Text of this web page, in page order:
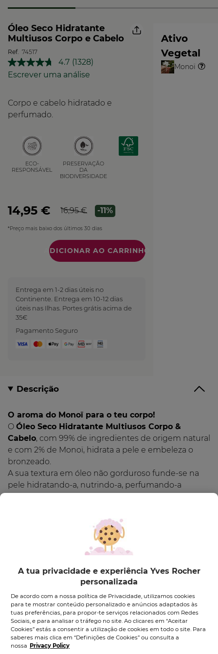
Óleo Seco Hidratante
Multiusos Corpo e Cabelo
Ref. 74517
4.7 Leu
1328
a
(1328)
Escrever uma análise
Corpo e cabelo hidratado e
perfumado.
ECO-
RESPONSÁVEL
PRESERVAÇÃO
DA
BIODIVERSIDADE
14,95 € 16,95 € -11%
*Preço mais baixo dos últimos 30 dias
Quantidade
Entrega em 1-2 dias úteis no
Continente. Entrega em 10-12 dias
úteis nas Ilhas. Portes grátis acima de
35€
Pagamento Seguro
Ativo
Vegetal
O
Monoï
Descrição
O aroma do Monoï para o teu corpo!
O Óleo Seco Hidratante Multiusos Corpo &
Cabelo, com 99% de ingredientes de origem natural
e com 2% de Monoï, hidrata a pele e embeleza o
bronzeado.
A sua textura em óleo não gorduroso funde-se na
pele hidratando-a, nutrindo-a, perfumando-a
Agita antes de usar e pulveriza no corpo em
qualquer altura do dia.
COMPROMISSO COSMÉTIQUE VÉGÉTALE®
• 99% de ingredientes de origem natural
• Testado dermatologicamente
reciclado
Formato: Frasco 125.00 ml
Ingredientes
Também podes gostar
A tua privacidade e experiência Yves Rocher
personalizada
De acordo com a nossa política de Privacidade, utilizamos cookies
para te mostrar conteúdo personalizado e anúncios adaptados às
tuas preferências, para propor-te serviços relacionados com Redes
Sociais, e para analisar o tráfego no site. Ao clicares em “Aceitar
Cookies” estás a consentir a utilização de cookies em todo o site. Para
saberes mais clica em “Definições de Cookies” ou consulta a
nossa Privacy Policy